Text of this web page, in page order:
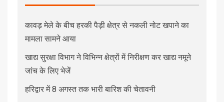
कावड़ मेले के बीच हरकी पैड़ी क्षेत्र से नकली नोट खपाने का
मामला सामने आया
खाद्य सुरक्षा विभाग ने विभिन्न क्षेत्रों में निरीक्षण कर खाद्य नमूने
जांच के लिए भेजें
हरिद्वार में 8 अगस्त तक भारी बारिश की चेतावनी